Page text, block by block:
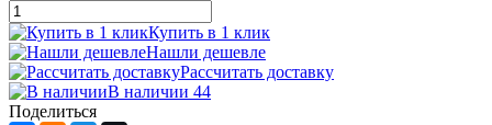
Купить в 1 клик
Нашли дешевле
Рассчитать доставку
В наличии 44
Поделиться